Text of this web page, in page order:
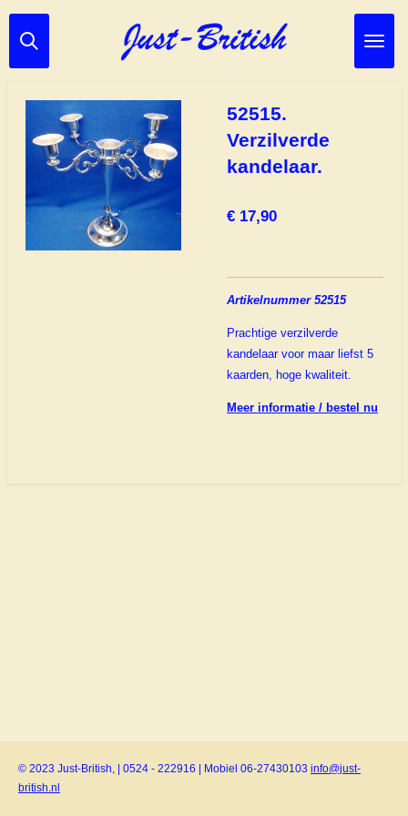
Ga
direct
hoofdinhoud
52515.
Verzilverde
kandelaar.
€ 17,90
Artikelnummer 52515
Prachtige verzilverde
kandelaar voor maar liefst 5
kaarden, hoge kwaliteit.
Meer informatie / bestel nu
© 2023 Just-British, | 0524 - 222916 | Mobiel 06-27430103 info@just-
british.nl